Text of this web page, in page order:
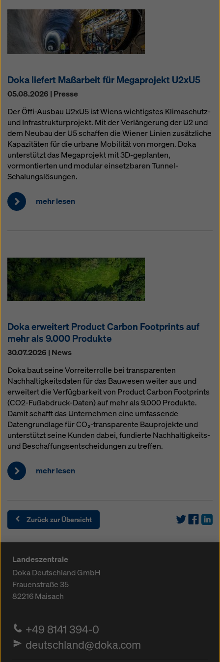
Doka liefert Maßarbeit für Megaprojekt U2xU5
05.08.2026 | Presse
Der Öffi-Ausbau U2xU5 ist Wiens wichtigstes Klimaschutz-
und Infrastrukturprojekt. Mit der Verlängerung der U2 und
dem Neubau der U5 schaffen die Wiener Linien zusätzliche
Kapazitäten für die urbane Mobilität von morgen. Doka
unterstützt das Megaprojekt mit 3D-geplanten,
vormontierten und modular einsetzbaren Tunnel-
Schalungslösungen.
mehr lesen
Doka erweitert Product Carbon Footprints auf
mehr als 9.000 Produkte
30.07.2026 | News
Doka baut seine Vorreiterrolle bei transparenten
Nachhaltigkeitsdaten für das Bauwesen weiter aus und
erweitert die Verfügbarkeit von Product Carbon Footprints
(CO2-Fußabdruck-Daten) auf mehr als 9.000 Produkte.
Damit schafft das Unternehmen eine umfassende
Datengrundlage für CO₂-transparente Bauprojekte und
unterstützt seine Kunden dabei, fundierte Nachhaltigkeits-
und Beschaffungsentscheidungen zu treffen.
mehr lesen
Zurück zur Übersicht
Landeszentrale
Doka Deutschland GmbH
Frauenstraße 35
82216Maisach
+49 8141 394-0
deutschland@doka.com
keine wirksamen Rechtsbehelfe zur Verfügung
stehen. Sie können alle einwilligungspflichtigen
Cookies ablehnen, indem Sie auf "Ablehnen" klicken
oder IhreCookie Einstellungen anpassen, indem Sie
auf Cookie Einstellungen am Ende dieser Website
verwenden. Sie können Ihre Einwilligung jederzeit
grundlos mit Wirkung für die Zukunft widerrufen,
indem Sie zB auf
dieser Website klicken.
Weitere Informationen zu unseren Cookies finden Sie
in unserer Datenschutzerklärung. Wir bieten Ihnen
auch die Möglichkeit, Ihre Cookies auszuwählen
(Erweiterte Cookie-Einstellungen).